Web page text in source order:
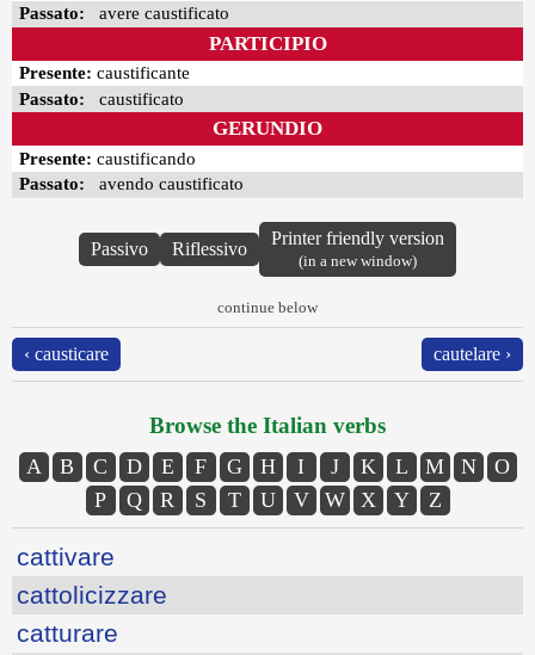
Passato: avere caustificato
PARTICIPIO
Presente: caustificante
Passato: caustificato
GERUNDIO
Presente: caustificando
Passato: avendo caustificato
Passivo Riflessivo
Printer friendly version
(in a new window)
continue below
‹ causticare cautelare ›
Browse the Italian verbs
A B C D E F G H I J K L M N
O
P
Q R S T U V W X Y Z
cattivare
cattolicizzare
catturare